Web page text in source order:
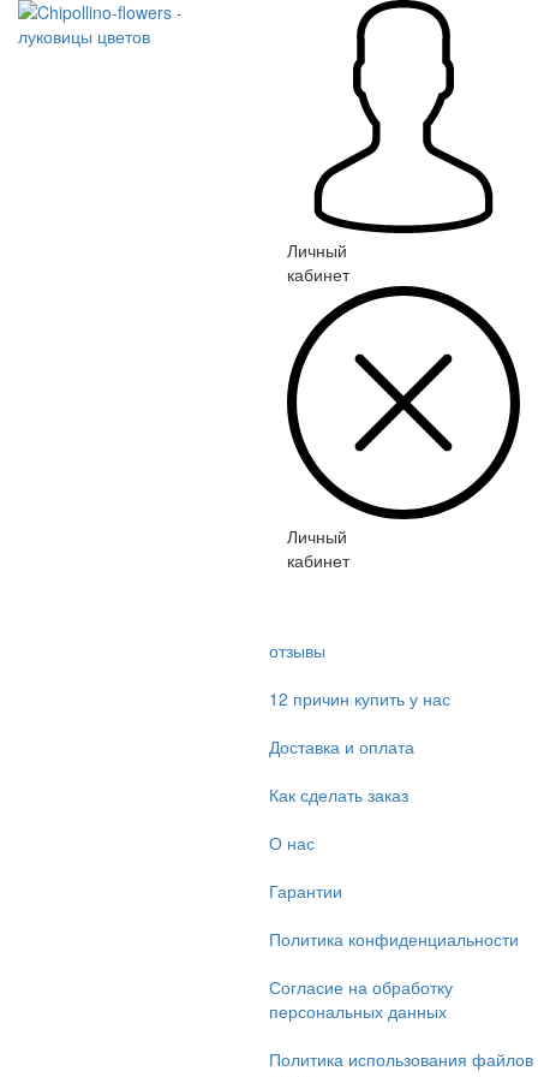
Личный
кабинет
Личный
кабинет
отзывы
12 причин купить у нас
Доставка и оплата
Как сделать заказ
О нас
Гарантии
Политика конфиденциальности
Согласие на обработку
персональных данных
Политика использования файлов